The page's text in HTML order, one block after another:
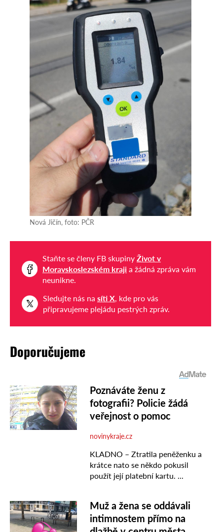
Nová Jičín, foto: PČR
Staňte se členy FB skupiny Život v
Moravskoslezském kraji a žádná zpráva vám
neunikne.
Sledujte nás na síti X , kde pro vás
připravujeme plejádu pestrých zpráv.
Doporučujeme